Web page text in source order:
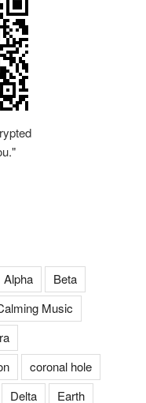
Alpha
Beta
Music
coronal hole
Delta Earth